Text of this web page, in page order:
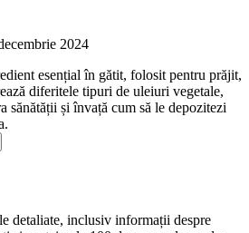
2024
esențial în gătit, folosit pentru prăjit,
diferitele tipuri de uleiuri vegetale,
sănătății și învață cum să le depozitezi
detaliate, inclusiv informații despre